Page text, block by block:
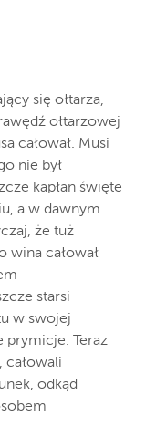
się ołtarza,
ołtarzowej
całował. Musi
nie był
kapłan święte
a w dawnym
że tuż
wina całował
starsi
w swojej
prymicje. Teraz
całowali
odkąd